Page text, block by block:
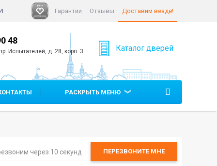
Гарантии Отзывы Доставим везде!
48
Испытателей, д. 28, корп. 3
+7 (812)
Каталог дверей
РАСКРЫТЬ МЕНЮ
ПЕРЕЗВОНИТЕМНЕ